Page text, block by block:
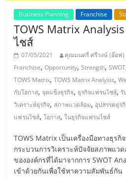
ข้อมูล
ธุรกิจ
SME
แห่ง
ประเทศไทย,
ThaiSMEsCenter,
รวม
ธุรกิจ
มอี
ไทย,
SMEs,
Business Planning Franchise
TOWS Matrix
ไชส์
07/05/2021 คุณมนตรี ศรีวงษ์ (อ๊อฟ)
Franchise,Opportunity,Strength,SWOT
TOWS Matrix,TOWS Matrix Analysis,
กับโอกาส, จุดแข็งธุรกิจ, ธุรกิจแฟรนไชส์, รั
วิเคราะห์ธุรกิจ, สภาพแวดล้อม, อุปสรรคธุร
แฟรนไชส์,โอกาส,ในธุรกิจแฟรนไชส์
TOWS Matrix เป็นเครื่องมือทางธุรกิ
กระบวนการวิเคราะห์ปัจจัยสภาพแว
ขององค์กรที่ได้มาจากการ SWOT
เข้าด้วยกันเพื่อใช้หาความสัมพันธ์กัน